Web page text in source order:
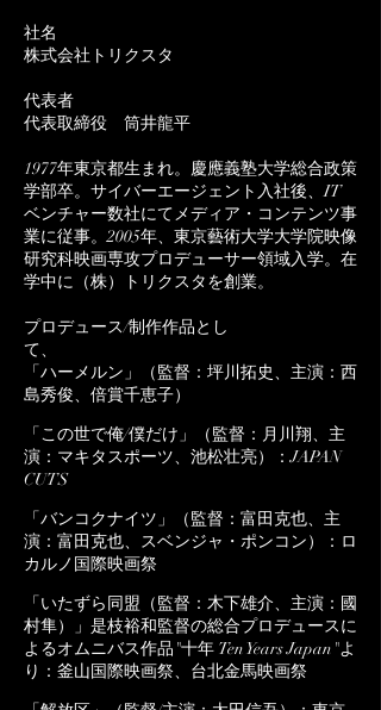
社名
株式会社トリクスタ
代表者
代表取締役 筒井龍平
1977年東京都生まれ。慶應義塾大学総合政策
学部卒。サイバーエージェント入社後、IT
ベンチャー数社にてメディア・コンテンツ事
業に従事。2005年、東京藝術大学大学院映像
研究科映画専攻プロデューサー領域入学。在
学中に（株）トリクスタを創業。
プロデュース/制作作品とし
て、
「ハーメルン」（監督：坪川拓史、主演：西
島秀俊、倍賞千恵子）
「この世で俺/僕だけ」（監督：月川翔、主
演：マキタスポーツ、池松壮亮）：JAPAN
CUTS
「バンコクナイツ」（監督：富田克也、主
演：富田克也、スベンジャ・ポンコン）：ロ
カルノ国際映画祭
「いたずら同盟（監督：木下雄介、主演：國
村隼）」是枝裕和監督の総合プロデュースに
よるオムニバス作品"十年 Ten Years Japan"よ
り：釜山国際映画祭、台北金馬映画祭